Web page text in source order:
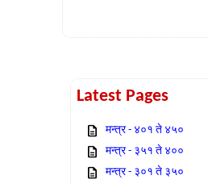
Latest Pages
मन्त्र - ४०१ ते ४५०
मन्त्र - ३५१ ते ४००
मन्त्र - ३०१ ते ३५०